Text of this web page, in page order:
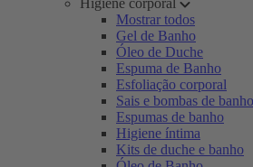
Higiene corporal
Mostrar todos
Gel de Banho
Óleo de Duche
Espuma de Banho
Esfoliação corporal
Sais e bombas de banho
Espumas de banho
Higiene íntima
Kits de duche e banho